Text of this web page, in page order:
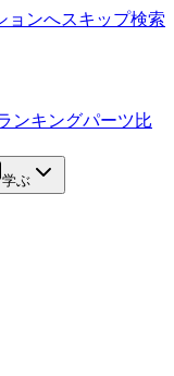
ョンへスキップ検索
ンキングパーツ比
学ぶ